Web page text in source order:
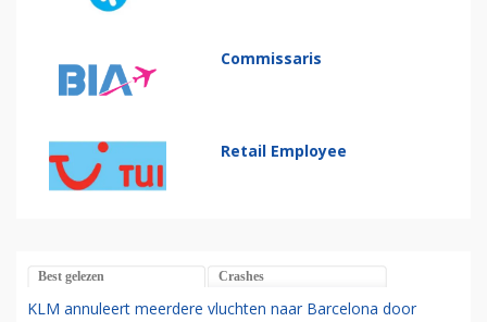
Commissaris
Retail Employee
Best gelezen Crashes
KLM annuleert meerdere vluchten naar Barcelona door